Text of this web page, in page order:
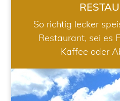
So richtig lecker
Restaurant, sei es
Kaffee oder